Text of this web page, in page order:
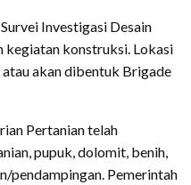
Investigasi Desain
kegiatan konstruksi. Lokasi
akan dibentuk Brigade
Pertanian telah
pupuk, dolomit, benih,
pendampingan. Pemerintah